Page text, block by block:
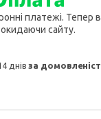
платежі. Тепер
сайту.
днівза